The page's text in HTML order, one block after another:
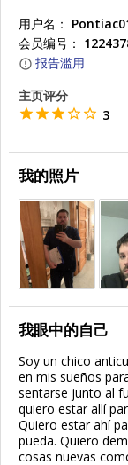
用户名：
会员编号：
报告滥用
主页评分
3
我的照片
我眼中的自己
Soy un chico
en mis sueños
sentarse junto al
quiero estar allí
Quiero estar ahí
pueda. Quiero
cosas nuevas